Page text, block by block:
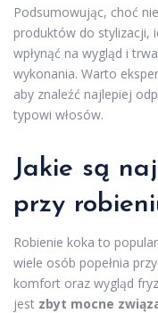
Podsumowując, choć
produktów do stylizacji,
wpłynąć na wygląd i
wykonania. Warto
aby znaleźć najlepiej
typowi włosów.
Jakie są
przy
Robienie koka to
wiele osób popełnia
komfort oraz wygląd
jest zbyt mocne